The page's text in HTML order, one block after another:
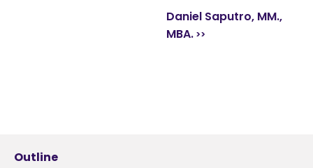
Daniel Saputro, MM.,
MBA.
Outline